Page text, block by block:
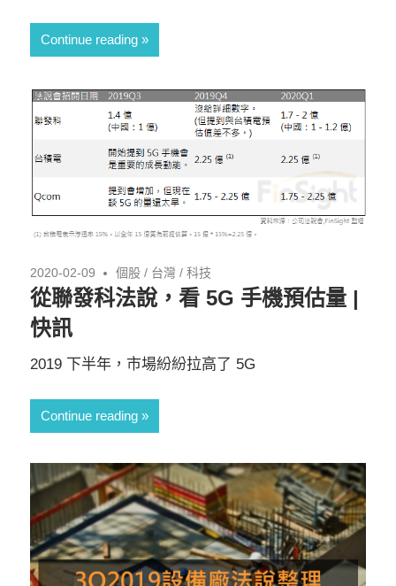
Continue reading
2020-02-09 個股 / 台灣 /科技
從聯發科法說，看 5G 手機預估量 |
快訊
2019 下半年，市場紛紛拉高了 5G
Continue reading